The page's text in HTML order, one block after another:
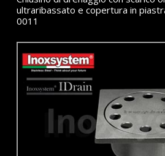
ultraribassato e copertura in
0011